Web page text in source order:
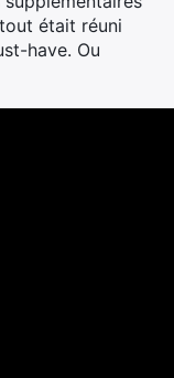
était réuni
have. Ou